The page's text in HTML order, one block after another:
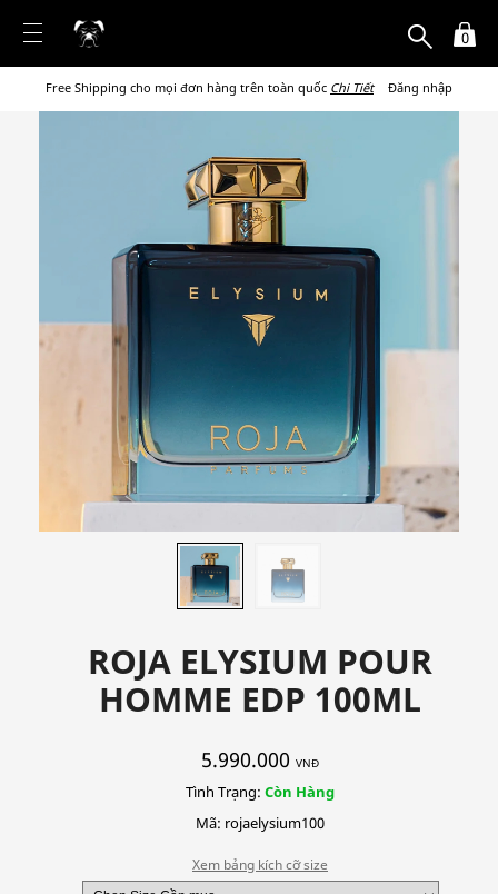
0
Free Shipping cho mọi đơn hàng trên toàn quốc Chi Tiết Đăng nhập
ROJA ELYSIUM POUR
HOMME EDP 100ML
5.990.000 VNĐ
Tình Trạng: Còn Hàng
Mã: rojaelysium100
Xem bảng kích cỡ size